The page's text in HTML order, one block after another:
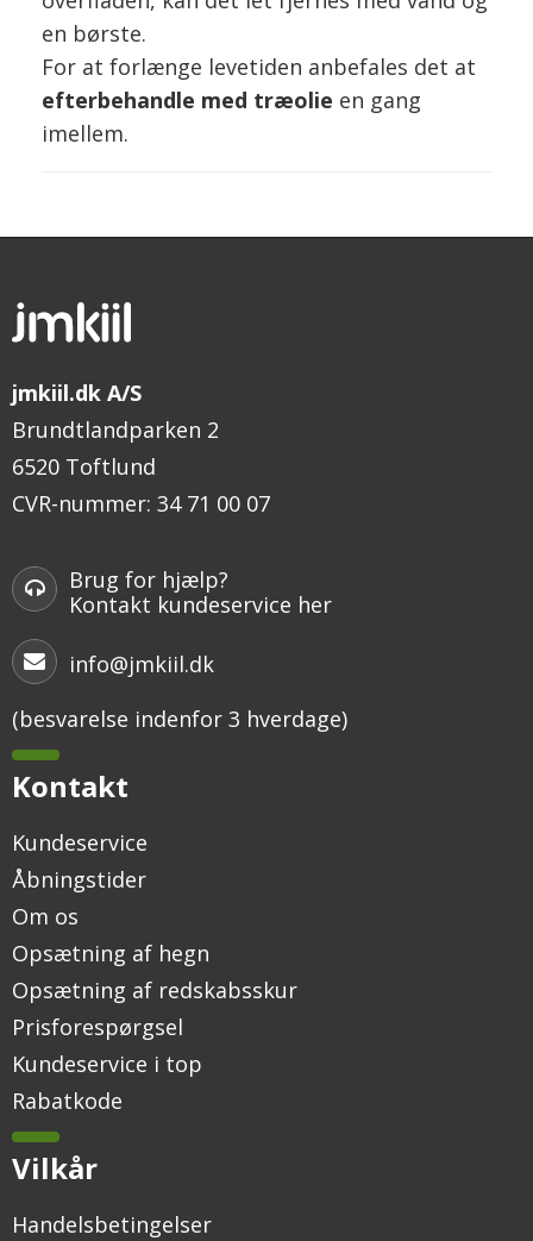
en børste.
For at forlænge levetiden anbefales det at
efterbehandle med træolie en gang
imellem.
jmkiil.dk A/S
Brundtlandparken 2
6520 Toftlund
CVR-nummer: 34 71 00 07
Brug for hjælp?
Kontakt kundeservice her
info@jmkiil.dk
(besvarelse indenfor 3 hverdage)
Kontakt
Kundeservice
Åbningstider
Om os
Opsætning af hegn
Opsætning af redskabsskur
Prisforespørgsel
Kundeservice i top
Rabatkode
Vilkår
Handelsbetingelser